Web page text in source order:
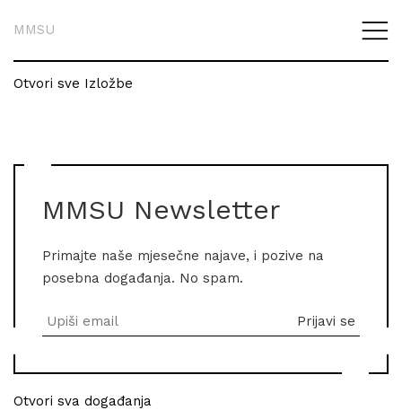
MMSU
Otvori sve Izložbe
MMSU Newsletter
Primajte naše mjesečne najave, i pozive na
posebna događanja. No spam.
Otvori sva događanja